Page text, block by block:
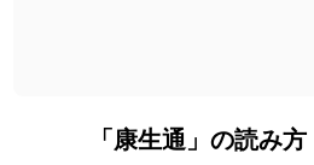
「康生通」の読み